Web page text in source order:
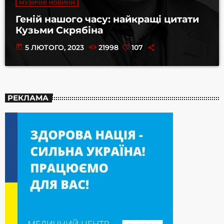
МУЗИЧНІ НОВИНИ
Геній нашого часу: найкращі цитати
Кузьми Скрябіна
today 5 ЛЮТОГО, 2023 21998 107
РЕКЛАМА